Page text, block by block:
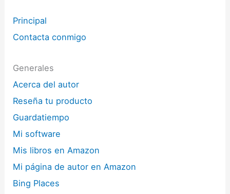
Principal
Contacta conmigo
Generales
Acerca del autor
Reseña tu producto
Guardatiempo
Mi software
Mis libros en Amazon
Mi página de autor en Amazon
Bing Places